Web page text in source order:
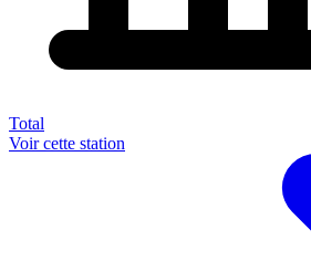
Total
Voir cette station